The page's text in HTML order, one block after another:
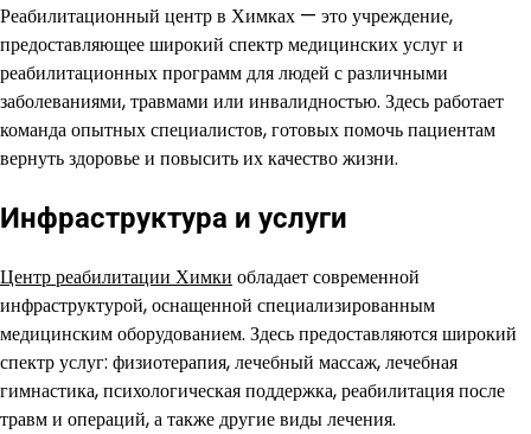
Реабилитационный центр в Химках — это учреждение,
предоставляющее широкий спектр медицинских услуг и
реабилитационных программ для людей с различными
заболеваниями, травмами или инвалидностью. Здесь работает
команда опытных специалистов, готовых помочь пациентам
вернуть здоровье и повысить их качество жизни.
Инфраструктура и услуги
Центр реабилитации Химки обладает современной
инфраструктурой, оснащенной специализированным
медицинским оборудованием. Здесь предоставляются широкий
спектр услуг: физиотерапия, лечебный массаж, лечебная
гимнастика, психологическая поддержка, реабилитация после
травм и операций, а также другие виды лечения.